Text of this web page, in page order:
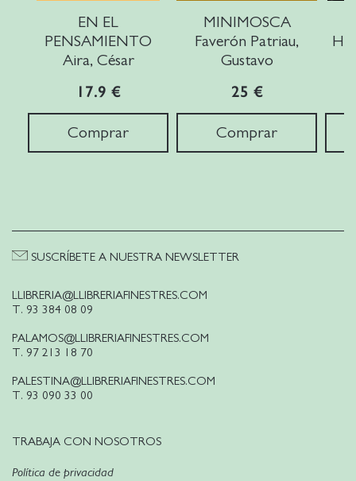
EN EL
PENSAMIENTO
Aira, César
17.9 €
Comprar
MINIMOSCA
Faverón Patriau,
Gustavo
25 €
Comprar
LLIBRERIA@LLIBRERIAFINESTRES.COM
T. 93 384 08 09
PALAMOS@LLIBRERIAFINESTRES.COM
T. 97 213 18 70
PALESTINA@LLIBRERIAFINESTRES.COM
T. 93 090 33 00
TRABAJA CON NOSOTROS
SUSCRÍBETE A NUESTRA NEWSLETTER
Política de privacidad